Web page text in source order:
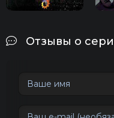
Отзывы о